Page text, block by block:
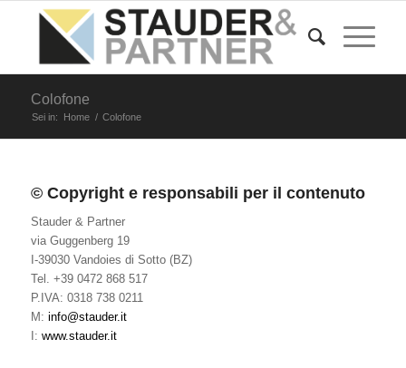
Colofone
Sei in: Home / Colofone
© Copyright e responsabili per il contenuto
Stauder & Partner
via Guggenberg 19
I-39030 Vandoies di Sotto (BZ)
Tel. +39 0472 868 517
P.IVA: 0318 738 0211
M: info@stauder.it
I: www.stauder.it